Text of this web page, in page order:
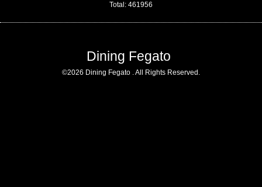
Total: 461956
Dining Fegato
©2026 Dining Fegato . All Rights Reserved.